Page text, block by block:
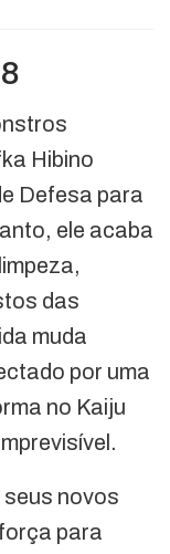
Hibino
Defesa para
ele acaba
das
muda
por uma
no Kaiju
novos
para